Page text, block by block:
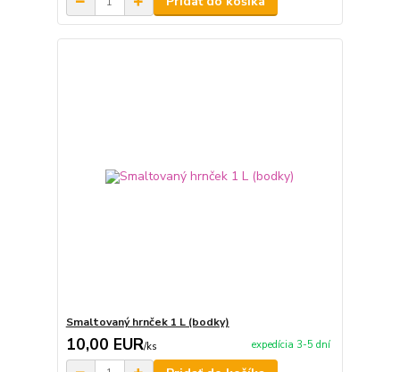
Smaltovaný hrnček 1 L (bodky)
10,00 EUR/ks expedícia 3-5 dní